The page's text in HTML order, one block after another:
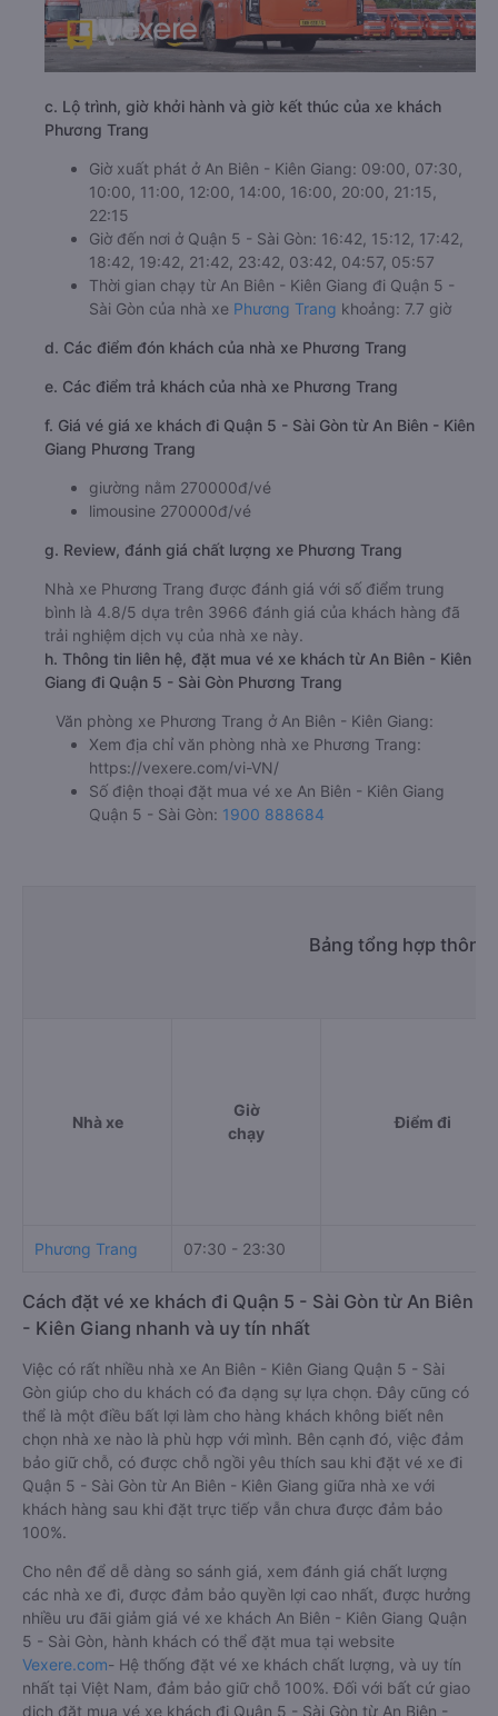
c. Lộ trình, giờ khởi hành và giờ kết thúc của xe khách
Phương Trang
Giờ xuất phát ở An Biên - Kiên Giang: 09:00, 07:30,
10:00, 11:00, 12:00, 14:00, 16:00, 20:00, 21:15,
22:15
Giờ đến nơi ở Quận 5 - Sài Gòn: 16:42, 15:12, 17:42,
18:42, 19:42, 21:42, 23:42, 03:42, 04:57, 05:57
Thời gian chạy từ An Biên - Kiên Giang đi Quận 5 -
Sài Gòn của nhà xe Phương Trang khoảng: 7.7 giờ
d. Các điểm đón khách của nhà xe Phương Trang
e. Các điểm trả khách của nhà xe Phương Trang
f. Giá vé giá xe khách đi Quận 5 - Sài Gòn từ An Biên - Kiên
Giang Phương Trang
giường nằm 270000đ/vé
limousine 270000đ/vé
g. Review, đánh giá chất lượng xe Phương Trang
Nhà xe Phương Trang được đánh giá với số điểm trung
bình là 4.8/5 dựa trên 3966 đánh giá của khách hàng đã
trải nghiệm dịch vụ của nhà xe này.
h. Thông tin liên hệ, đặt mua vé xe khách từ An Biên - Kiên
Giang đi Quận 5 - Sài Gòn Phương Trang
Văn phòng xe Phương Trang ở An Biên - Kiên Giang:
Xem địa chỉ văn phòng nhà xe Phương Trang:
https://vexere.com/vi-VN/
Số điện thoại đặt mua vé xe An Biên - Kiên Giang
Quận 5 - Sài Gòn: 1900 888684
Bảng tổng hợp thông
Nhà xe
Giờ
chạy
Điểm đi
Phương Trang 07:30 - 23:30
Cách đặt vé xe khách đi Quận 5 - Sài Gòn từ An Biên
- Kiên Giang nhanh và uy tín nhất
Việc có rất nhiều nhà xe An Biên - Kiên Giang Quận 5 - Sài
Gòn giúp cho du khách có đa dạng sự lựa chọn. Đây cũng có
thể là một điều bất lợi làm cho hàng khách không biết nên
chọn nhà xe nào là phù hợp với mình. Bên cạnh đó, việc đảm
bảo giữ chỗ, có được chỗ ngồi yêu thích sau khi đặt vé xe đi
Quận 5 - Sài Gòn từ An Biên - Kiên Giang giữa nhà xe với
khách hàng sau khi đặt trực tiếp vẫn chưa được đảm bảo
100%.
Cho nên để dễ dàng so sánh giá, xem đánh giá chất lượng
các nhà xe đi, được đảm bảo quyền lợi cao nhất, được hưởng
nhiều ưu đãi giảm giá vé xe khách An Biên - Kiên Giang Quận
5 - Sài Gòn, hành khách có thể đặt mua tại website
Vexere.com- Hệ thống đặt vé xe khách chất lượng, và uy tín
nhất tại Việt Nam, đảm bảo giữ chỗ 100%. Đối với bất cứ giao
dịch đặt mua vé xe khách đi Quận 5 - Sài Gòn từ An Biên -